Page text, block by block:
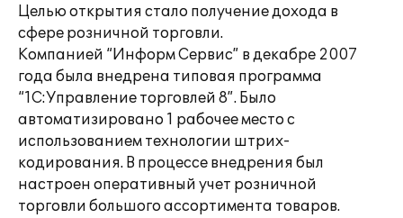
Целью открытия стало получение дохода в
сфере розничной торговли.
Компанией “Информ Сервис” в декабре 2007
года была внедрена типовая программа
“1С:Управление торговлей 8”. Было
автоматизировано 1 рабочее место с
использованием технологии штрих-
кодирования. В процессе внедрения был
настроен оперативный учет розничной
торговли большого ассортимента товаров.